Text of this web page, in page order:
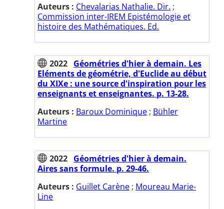
Auteurs : Chevalarias Nathalie. Dir. ;
Commission inter-IREM Epistémologie et
histoire des Mathématiques. Ed.
2022 Géométries d'hier à demain. Les
Eléments de géométrie, d'Euclide au début
du XIXe : une source d'inspiration pour les
enseignants et enseignantes. p. 13-28.
Auteurs : Baroux Dominique ; Bühler
Martine
2022 Géométries d'hier à demain.
Aires sans formule. p. 29-46.
Auteurs : Guillet Carène ; Moureau Marie-
Line